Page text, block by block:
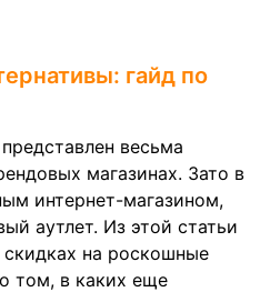
гайд по
весьма
магазинах. Зато в
интернет-магазином,
аутлет. Из этой статьи
на роскошные
том, в каких еще